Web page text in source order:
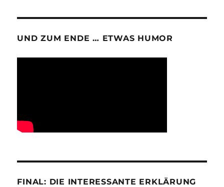
UND ZUM ENDE … ETWAS HUMOR
FINAL: DIE INTERESSANTE ERKLÄRUNG